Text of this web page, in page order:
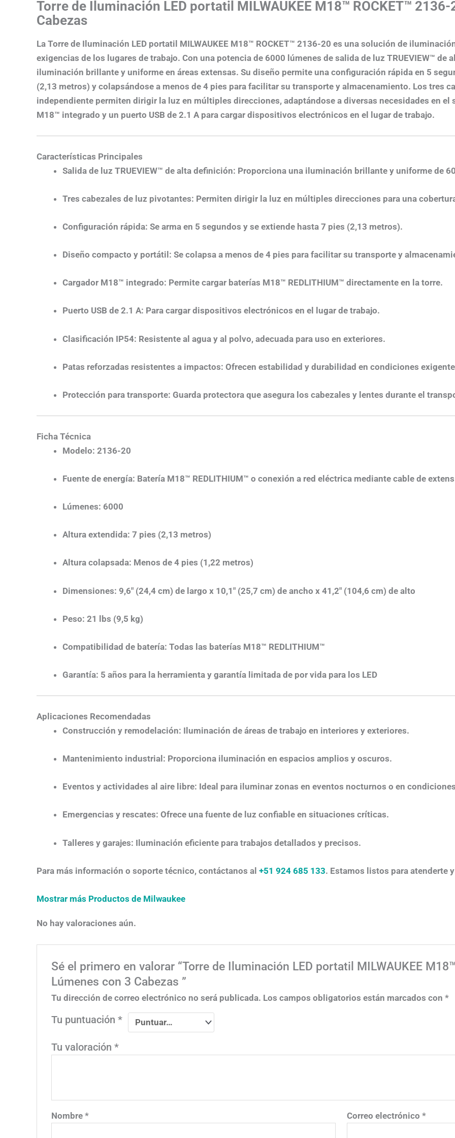
Torre de Iluminación LED portatil MILWAUKEE M18™ ROCKET™
Cabezas
La Torre de Iluminación LED portatil MILWAUKEE M18™ ROCKET™ 2136-20 es una solución de
exigencias de los lugares de trabajo. Con una potencia de 6000 lúmenes de salida de luz TRUEVIEW™
iluminación brillante y uniforme en áreas extensas. Su diseño permite una configuración rápida en 5
(2,13 metros) y colapsándose a menos de 4 pies para facilitar su transporte y almacenamiento. Los tres
independiente permiten dirigir la luz en múltiples direcciones, adaptándose a diversas necesidades en el
M18™ integrado y un puerto USB de 2.1 A para cargar dispositivos electrónicos en el lugar de trabajo.
Características Principales
Salida de luz TRUEVIEW™ de alta definición: Proporciona una iluminación brillante y uniforme de
Tres cabezales de luz pivotantes: Permiten dirigir la luz en múltiples direcciones para una
Configuración rápida: Se arma en 5 segundos y se extiende hasta 7 pies (2,13 metros).​
Diseño compacto y portátil : Se colapsa a menos de 4 pies para facilitar su transporte y
Cargador M18™ integrado: Permite cargar baterías M18™ REDLITHIUM™ directamente en la torre.
Puerto USB de 2.1 A: Para cargar dispositivos electrónicos en el lugar de trabajo.
Clasificación IP54: Resistente al agua y al polvo, adecuada para uso en exteriores.
Patas reforzadas resistentes a impactos: Ofrecen estabilidad y durabilidad en condiciones
Protección para transporte: Guarda protectora que asegura los cabezales y lentes durante el
Ficha Técnica
Modelo: 2136-20
Fuente de energía: Batería M18™ REDLITHIUM™ o conexión a red eléctrica mediante cable de
Lúmenes: 6000
Altura extendida: 7 pies (2,13 metros)
Altura colapsada: Menos de 4 pies (1,22 metros)
Dimensiones: 9,6″ (24,4 cm) de largo x 10,1″ (25,7 cm) de ancho x 41,2″ (104,6 cm) de alto
Peso: 21 lbs (9,5 kg)​
Compatibilidad de batería: Todas las baterías M18™ REDLITHIUM™​
Garantía: 5 años para la herramienta y garantía limitada de por vida para los LED​
Aplicaciones Recomendadas
Construcción y remodelación: Iluminación de áreas de trabajo en interiores y exteriores.​
Mantenimiento industrial : Proporciona iluminación en espacios amplios y oscuros.​
Eventos y actividades al aire libre: Ideal para iluminar zonas en eventos nocturnos o en
Emergencias y rescates: Ofrece una fuente de luz confiable en situaciones críticas.​
Talleres y garajes: Iluminación eficiente para trabajos detallados y precisos.​
Para más información o soporte técnico, contáctanos al +51 924 685 133. Estamos listos para atenderte
Mostrar más Productos de Milwaukee
No hay valoraciones aún.
Sé el primero en valorar “Torre de Iluminación LED portatil MILWAUKEE
Lúmenes con 3 Cabezas ”
Tu dirección de correo electrónico no será publicada. Los campos obligatorios están marcados con*
Tu puntuación*
Tu valoración*
Nombre* Correo electrónico*